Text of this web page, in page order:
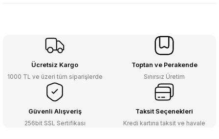
Ücretsiz Kargo
1000 TL ve üzeri tüm siparişlerde
Toptan ve Perakende
Sınırsız Üretim
Güvenli Alışveriş
256bit SSL Sertifikası
Taksit Seçenekleri
Kredi kartına taksit ve havale